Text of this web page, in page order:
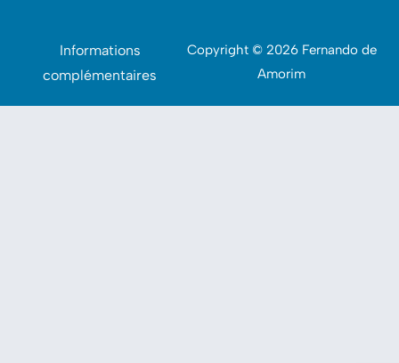
Informations
complémentaires
Copyright © 2026 Fernando de
Amorim